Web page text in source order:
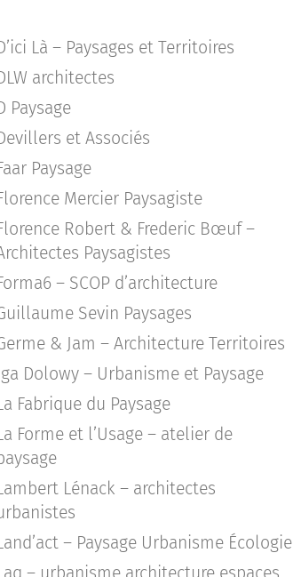
Là – Paysages et Territoires
architectes
Paysage
et Associés
Paysage
Mercier Paysagiste
Robert & Frederic Bœuf –
Paysagistes
– SCOP d’architecture
Sevin Paysages
& Jam – Architecture Territoires
Dolowy – Urbanisme et Paysage
Fabrique du Paysage
Forme et l’Usage – atelier de
Lénack – architectes
– Paysage Urbanisme Écologie
– urbanisme architecture espaces